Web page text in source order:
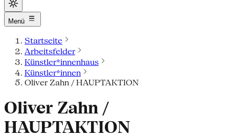
Menü
Startseite
Arbeitsfelder
Künstler*innenhaus
Künstler*innen
Oliver Zahn / HAUPTAKTION
Oliver Zahn /
HAUPTAKTION